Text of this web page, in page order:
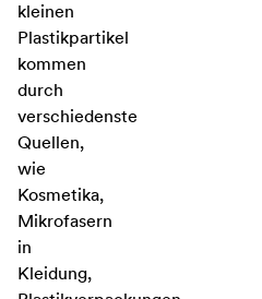
kleinen
Plastikpartikel
kommen
durch
verschiedenste
Quellen,
wie
Kosmetika,
Mikrofasern
in
Kleidung,